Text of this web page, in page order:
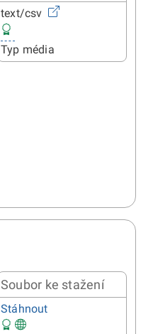
text/csv
Typ média
Soubor ke stažení
Stáhnout